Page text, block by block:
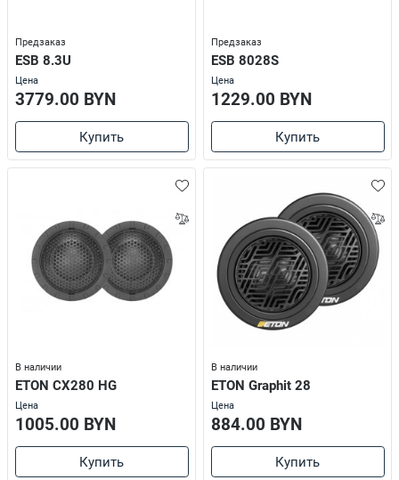
Предзаказ
ESB 8.3U
Цена
3779.00 BYN
Купить
Предзаказ
ESB 8028S
Цена
1229.00 BYN
Купить
В наличии
ETON CX280 HG
Цена
1005.00 BYN
Купить
В наличии
ETON Graphit 28
Цена
884.00 BYN
Купить